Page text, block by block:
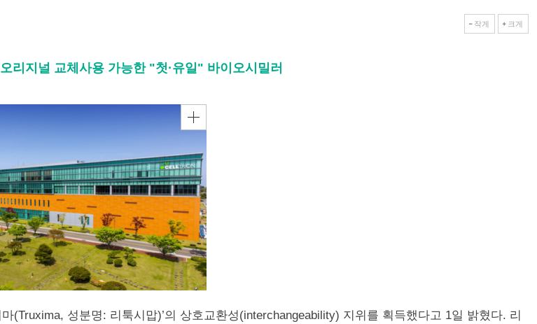
작게 크게
리지널 교체사용 가능한 "첫·유일" 바이오시밀러
(Truxima, 성분명: 리툭시맙)’의 상호교환성(interchangeability) 지위를 획득했다고 1일 밝혔다. 리